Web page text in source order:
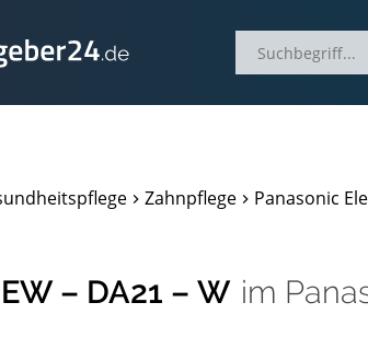
Zahnpflege Panasonic
– DA21 – W im